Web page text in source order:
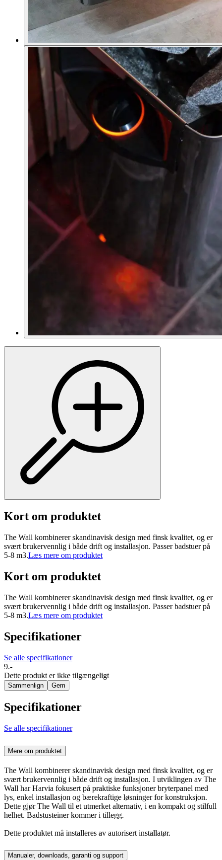
Kort om produktet
The Wall kombinerer skandinavisk design med finsk kvalitet, og er
svært brukervennlig i både drift og installasjon. Passer badstuer på
5-8 m3.Læs mere om produktet
Kort om produktet
The Wall kombinerer skandinavisk design med finsk kvalitet, og er
svært brukervennlig i både drift og installasjon. Passer badstuer på
5-8 m3.Læs mere om produktet
Specifikationer
Se alle specifikationer
9.-
Dette produkt er ikke tilgængeligt
Sammenlign Gem
Specifikationer
Se alle specifikationer
Mere om produktet
The Wall kombinerer skandinavisk design med finsk kvalitet, og er
svært brukervennlig i både drift og installasjon. I utviklingen av The
Wall har Harvia fokusert på praktiske funksjoner bryterpanel med
lys, enkel installasjon og bærekraftige løsninger for konstruksjon.
Dette gjør The Wall til et utmerket alternativ, i en kompakt og stilfull
helhet. Badstusteiner kommer i tillegg.
Dette produktet må installeres av autorisert installatør.
Manualer, downloads, garanti og support